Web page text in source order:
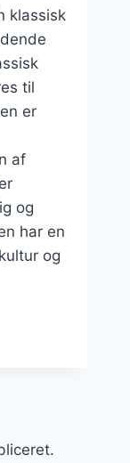
klassisk
til
er
af
og
har en
og